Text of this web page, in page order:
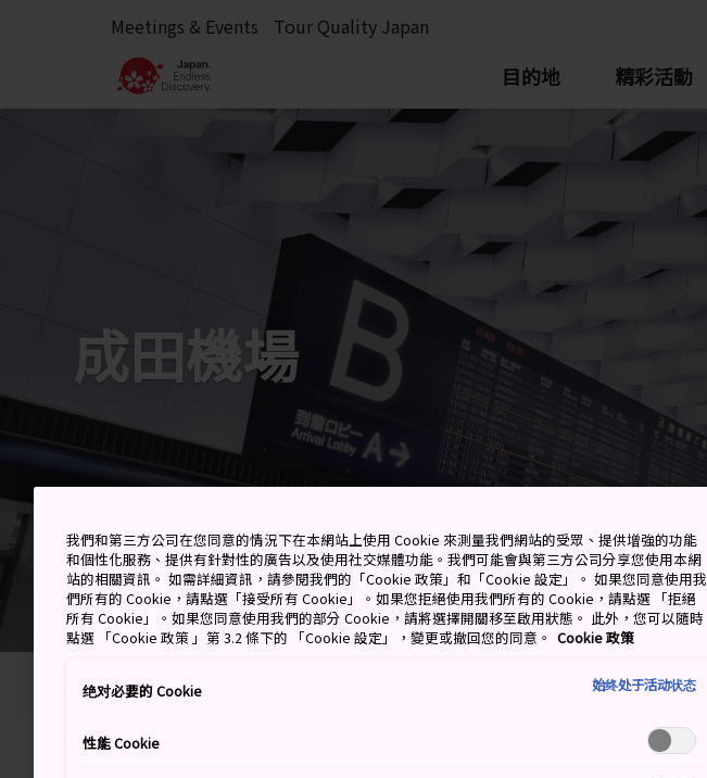
Meetings & Events Tour Quality Japan
目的地 精彩活動
成田機場
首頁 行程規劃
Photo copyright: ©NARITA INTERNATIONAL AIRPORT CORPORATION
我們和第三方公司在您同意的情況下在本網站上使用 Cookie 來測量我們網站的受眾、提供增強的功能
和個性化服務、提供有針對性的廣告以及使用社交媒體功能。我們可能會與第三方公司分享您使用本網
站的相關資訊。 如需詳細資訊，請參閱我們的「Cookie 政策」和「Cookie 設定」。 如果您同意使用我
們所有的 Cookie，請點選「接受所有 Cookie」。如果您拒絕使用我們所有的 Cookie，請點選 「拒絕
所有 Cookie」。如果您同意使用我們的部分 Cookie，請將選擇開關移至啟用狀態。 此外，您可以隨時
點選 「Cookie 政策 」第 3.2 條下的 「Cookie 設定」，變更或撤回您的同意。 Cookie 政策
绝对必要的 Cookie 始终处于活动状态
性能 Cookie